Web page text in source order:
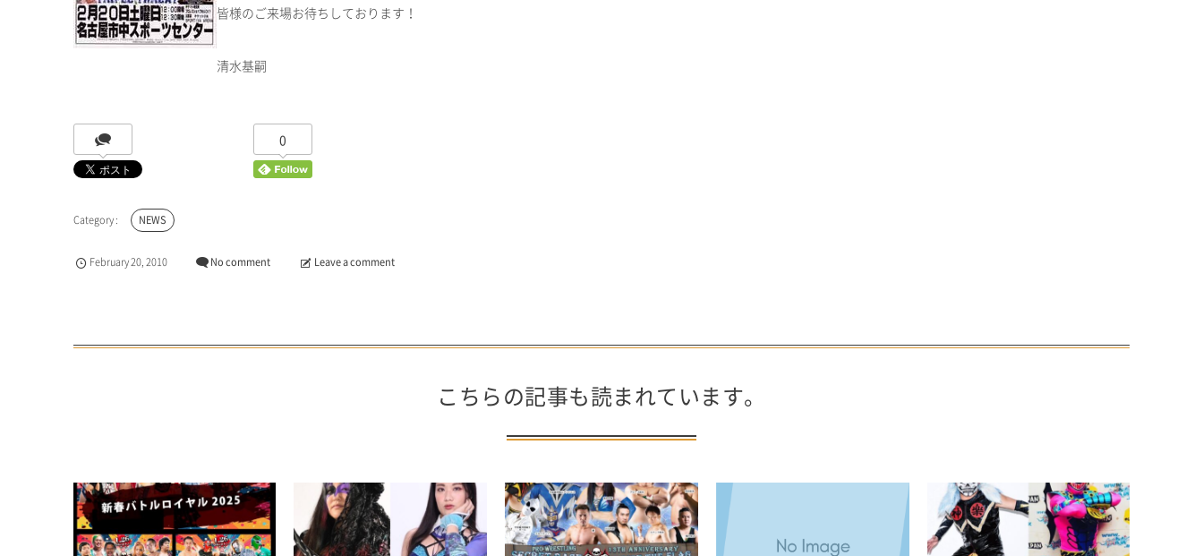
皆様のご来場お待ちしております！
清水基嗣
0
NEWS
February20,2010 No comment Leave a comment
こちらの記事も読まれています。